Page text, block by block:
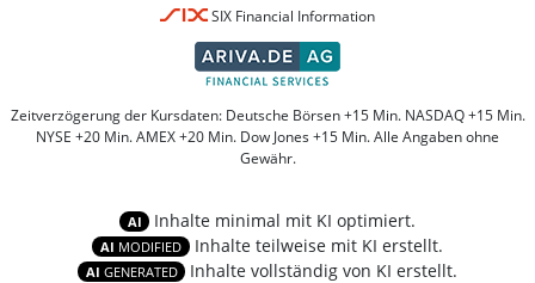
SIX Financial Information
Zeitverzögerung der Kursdaten: Deutsche Börsen +15 Min. NASDAQ +15 Min.
NYSE +20 Min. AMEX +20 Min. Dow Jones +15 Min. Alle Angaben ohne
Gewähr.
AI Inhalte minimal mit KI optimiert.
AI MODIFIED Inhalte teilweise mit KI erstellt.
AI GENERATED Inhalte vollständig von KI erstellt.